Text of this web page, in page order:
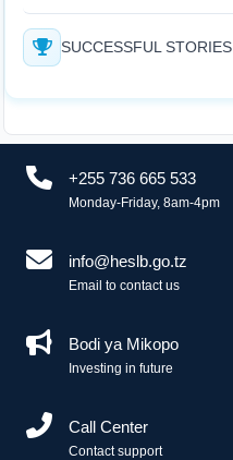
SUCCESSFUL STORIES
+255 736 665 533
Monday-Friday, 8am-4pm
info@heslb.go.tz
Email to contact us
Bodi ya Mikopo
Investing in future
Call Center
Contact support